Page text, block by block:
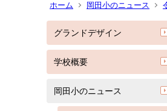
ホーム 岡田小のニュース
グランドデザイン
学校概要
岡田小のニュース